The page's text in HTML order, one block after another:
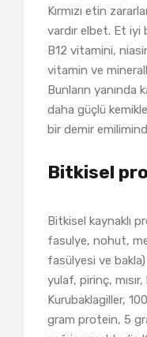
Kırmızı etin
vardır elbet. Et iyi
B12 vitamini,
vitamin ve
Bunların yanında
daha güçlü
bir demir
Bitkisel
Bitkisel kaynaklı
fasulye, nohut,
fasülyesi ve
yulaf, pirinç, mısır,
Kurubaklagiller,
gram protein, 5